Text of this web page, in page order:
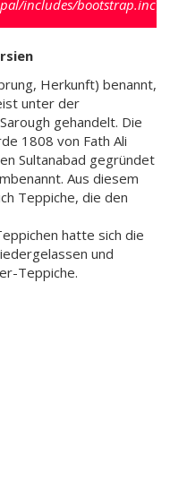
includes/bootstrap.inc).
Herkunft) benannt,
unter der
gehandelt. Die
1808 von Fath Ali
Sultanabad gegründet
Aus diesem
Teppiche, die den
hatte sich die
und
Teppiche.